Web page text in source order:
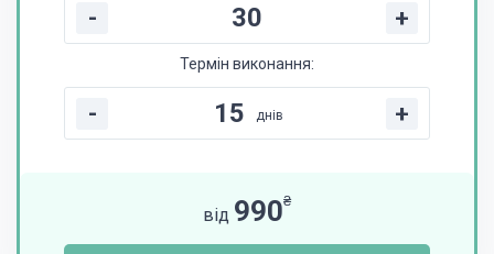
- +
Термін виконання:
- днів +
від 990₴